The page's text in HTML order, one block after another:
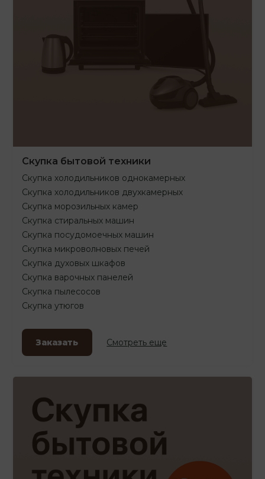
Скупка бытовой техники
Скупка холодильников однокамерных
Скупка холодильников двухкамерных
Скупка морозильных камер
Скупка стиральных машин
Скупка посудомоечных машин
Скупка микроволновых печей
Скупка духовых шкафов
Скупка варочных панелей
Скупка пылесосов
Скупка утюгов
Заказать Смотреть еще